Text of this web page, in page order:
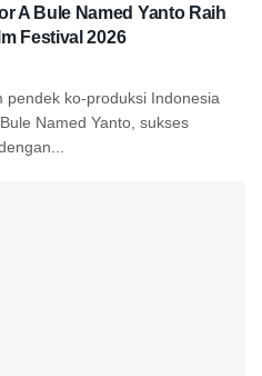
A Bule Named Yanto Raih
Festival 2026
pendek ko-produksi Indonesia
Named Yanto, sukses